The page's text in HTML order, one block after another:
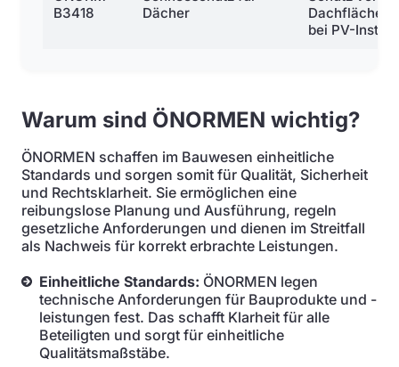
B3418
Dächer
Dachflächen
bei PV-
Warum sind ÖNORMEN wichtig?
ÖNORMEN schaffen im Bauwesen einheitliche
Standards und sorgen somit für Qualität, Sicherheit
und Rechtsklarheit. Sie ermöglichen eine
reibungslose Planung und Ausführung, regeln
gesetzliche Anforderungen und dienen im Streitfall
als Nachweis für korrekt erbrachte Leistungen.
Einheitliche Standards: ÖNORMEN legen
technische Anforderungen für Bauprodukte und -
leistungen fest. Das schafft Klarheit für alle
Beteiligten und sorgt für einheitliche
Qualitätsmaßstäbe.